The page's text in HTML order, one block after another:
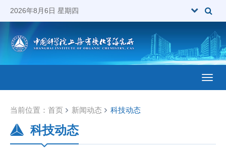
2026年8月6日 星期四
当前位置： 首页 新闻动态 科技动态
科技动态